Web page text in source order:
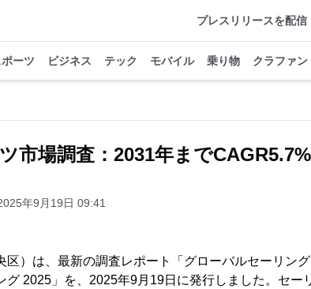
プレスリリースを配信
ポーツ ビジネス テック モバイル 乗り物 クラファン
市場調査：2031年まで
年9月19日 09:41
）は、最新の調査レポート「グローバルセーリン
グ 2025」を、2025年9月19日に発行しました。セー